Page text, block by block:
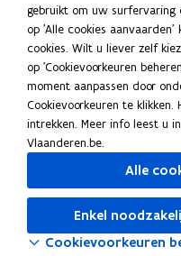
Invulling geven aan de
(SDG’s)
Deel deze pagina
i
k
d
o
i
e
e
Volg Het Facilitair Bedrijf
Linkedin
opent in nieuw venster
gebruikt om uw
op 'Alle cookies
cookies. Wilt u liever zelf
op 'Cookievoorkeuren
moment aanpassen door
Cookievoorkeuren te
intrekken. Meer info leest u
Vlaanderen.be.
Alle
Enkel
Cookievoorkeuren